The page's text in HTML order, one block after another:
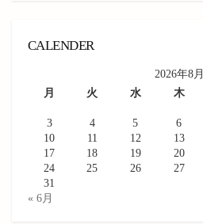
CALENDER
2026年8月
月
火 水 木
3
4 5 6
10
11 12 13
17
18 19 20
24
25 26 27
31
« 6月